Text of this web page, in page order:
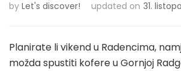
by Let's discover! updated on 31.
Planirate li vikend u Radencima,
možda spustiti kofere u Gornjoj